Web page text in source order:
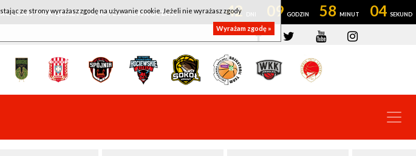
- KSK QEMETICA NOTEĆ INOWROCŁAW 42 09 58 04
ze strony wyrażasz zgodę na używanie cookie. Jeżeli nie wyrażasz zgody
Wyrażam zgodę »